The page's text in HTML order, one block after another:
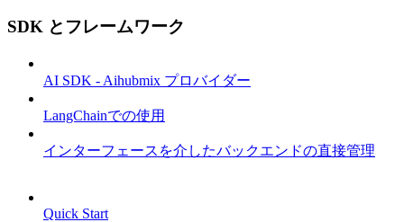
SDK とフレームワーク
AI SDK - Aihubmix プロバイダー
LangChainでの使用
インターフェースを介したバックエンドの直接管理
Quick Start